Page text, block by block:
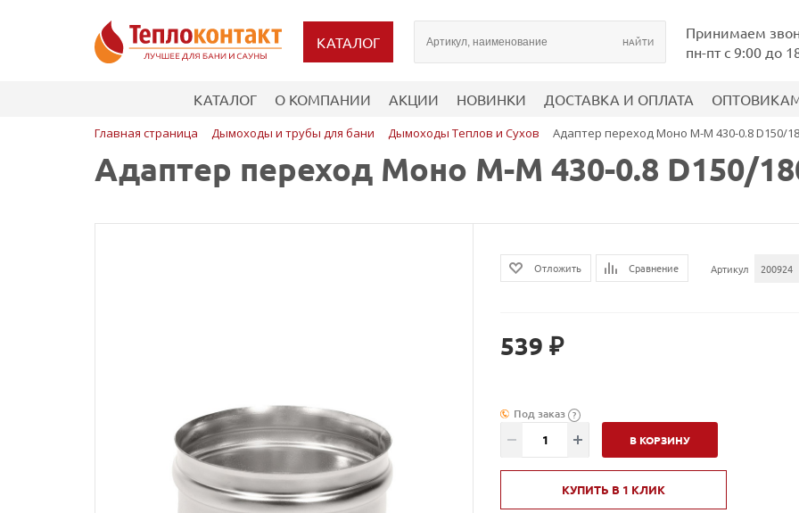
КАТАЛОГ
Принимаем
пн-пт с 9:00 до
КАТАЛОГ О КОМПАНИИ АКЦИИ НОВИНКИ ДОСТАВКА И ОПЛАТА
Главная страница Дымоходы и трубы для бани Дымоходы Теплов и Сухов Адаптер переход Моно М-М 430-0.8 D150/
Адаптер переход Моно М-М 430-0.8 D150/
Отложить Сравнение Артикул 200924
539 ₽
Под заказ ?
В КОРЗИНУ
КУПИТЬ В 1 КЛИК